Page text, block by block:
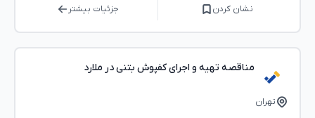
نشان کردن جزئیات بیشتر
مناقصه تهیه و اجرای کفپوش بتنی در ملارد
تهران